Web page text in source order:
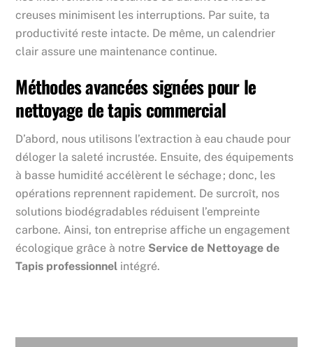
creuses minimisent les interruptions. Par suite, ta
productivité reste intacte. De même, un calendrier
clair assure une maintenance continue.
Méthodes avancées signées pour le
nettoyage de tapis commercial
D’abord, nous utilisons l’extraction à eau chaude pour
déloger la saleté incrustée. Ensuite, des équipements
à basse humidité accélèrent le séchage ; donc, les
opérations reprennent rapidement. De surcroît, nos
solutions biodégradables réduisent l’empreinte
carbone. Ainsi, ton entreprise affiche un engagement
écologique grâce à notre Service de Nettoyage de
Tapis professionnel intégré.